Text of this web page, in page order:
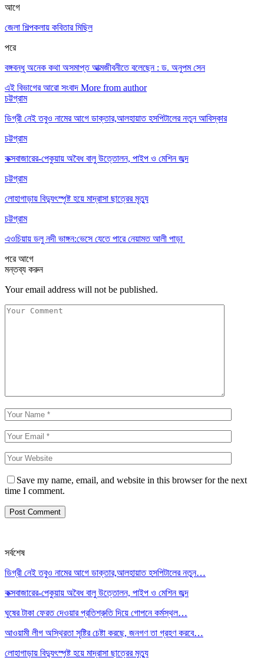
আগে
জেলা শিল্পকলায় কবিতার মিছিল
পরে
বঙ্গবন্ধু অনেক কথা অসমাপ্ত আত্মজীবনীতে বলেছেন : ড. অনুপম সেন
এই বিভাগের আরো সংবাদ More from author
চট্টগ্রাম
ডিগ্রী নেই তবুও নামের আগে ডাক্তার,আলহায়াত হসপিটালের নতুন আবিস্কার
চট্টগ্রাম
কক্সবাজারের-পেকুয়ায় অবৈধ বালু উত্তোলন, পাইপ ও মেশিন জব্দ
চট্টগ্রাম
লোহাগাড়ায় বিদ্যুৎস্পৃষ্ট হয়ে মাদ্রাসা ছাত্রের মৃত্যু
চট্টগ্রাম
এওচিয়ায় ডলু নদী ভাঙ্গন:ভেসে যেতে পারে নেয়ামত আলী পাড়া
পরেআগে
মন্তব্য করুন
Your email address will not be published.
Save my name, email, and website in this browser for the next
time I comment.
সর্বশেষ
ডিগ্রী নেই তবুও নামের আগে ডাক্তার,আলহায়াত হসপিটালের নতুন…
কক্সবাজারের-পেকুয়ায় অবৈধ বালু উত্তোলন, পাইপ ও মেশিন জব্দ
ঘুষের টাকা ফেরত দেওয়ার প্রতিশ্রুতি দিয়ে গোপনে কর্মস্থল…
আওয়ামী লীগ অস্থিরতা সৃষ্টির চেষ্টা করছে, জনগণ তা গ্রহণ করবে…
লোহাগাড়ায় বিদ্যুৎস্পৃষ্ট হয়ে মাদ্রাসা ছাত্রের মৃত্যু